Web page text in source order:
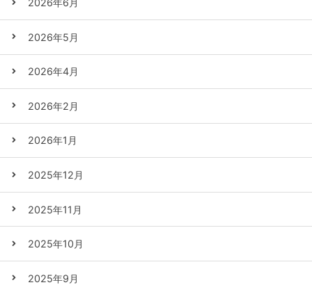
2026年6月
2026年5月
2026年4月
2026年2月
2026年1月
2025年12月
2025年11月
2025年10月
2025年9月